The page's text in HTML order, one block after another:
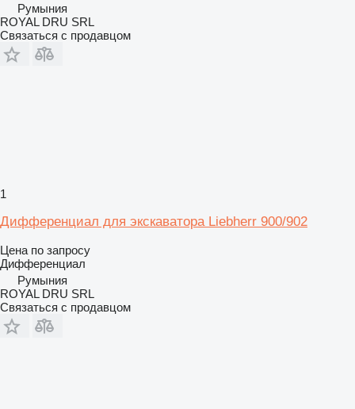
Румыния
ROYAL DRU SRL
Связаться с продавцом
1
Дифференциал для экскаватора Liebherr 900/902
Цена по запросу
Дифференциал
Румыния
ROYAL DRU SRL
Связаться с продавцом